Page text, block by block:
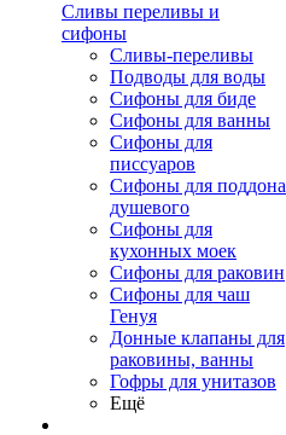
Сливы переливы и
сифоны
Сливы-переливы
Подводы для воды
Сифоны для биде
Сифоны для ванны
Сифоны для
писсуаров
Сифоны для поддона
душевого
Сифоны для
кухонных моек
Сифоны для раковин
Сифоны для чаш
Генуя
Донные клапаны для
раковины, ванны
Гофры для унитазов
Ещё